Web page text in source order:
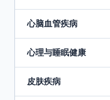
心脑血管疾病
心理与睡眠健康
皮肤疾病